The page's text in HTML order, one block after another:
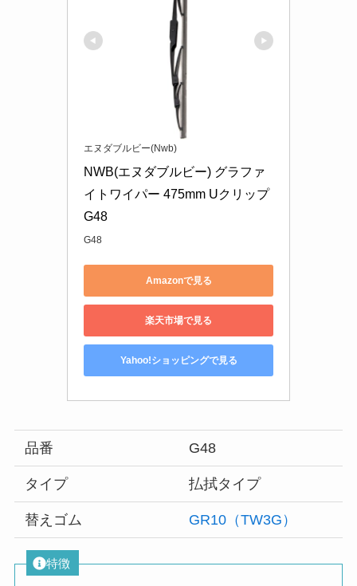
エヌダブルビー(Nwb)
NWB(エヌダブルビー) グラファ
イトワイパー 475mm Uクリップ
G48
G48
Amazonで見る
楽天市場で見る
Yahoo!ショッピングで見る
品番 G48
タイプ 払拭タイプ
替えゴム GR10（TW3G）
特徴